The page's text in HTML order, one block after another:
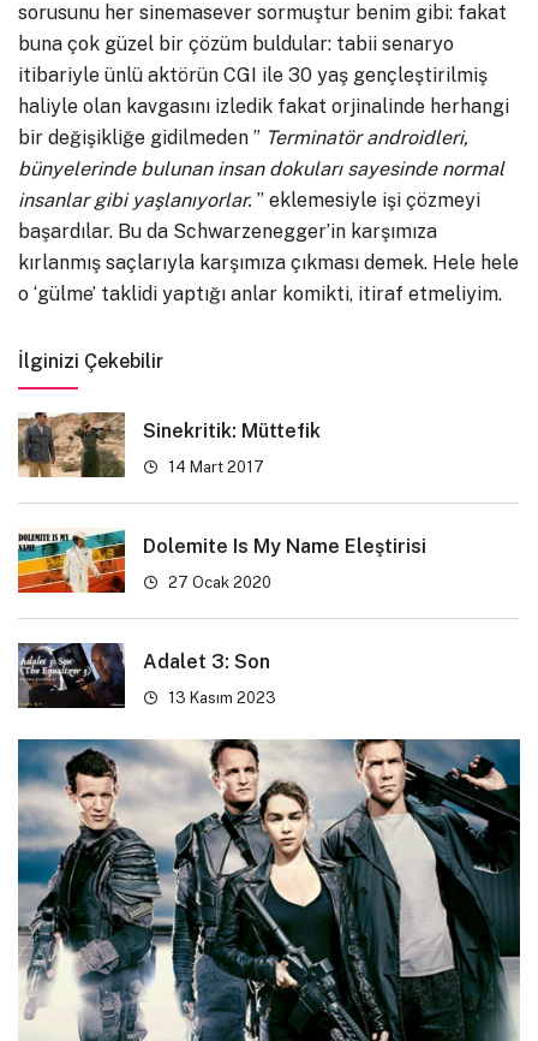
sorusunu her sinemasever sormuştur benim gibi: fakat
buna çok güzel bir çözüm buldular: tabii senaryo
itibariyle ünlü aktörün CGI ile 30 yaş gençleştirilmiş
haliyle olan kavgasını izledik fakat orjinalinde herhangi
bir değişikliğe gidilmeden ” Terminatör androidleri,
bünyelerinde bulunan insan dokuları sayesinde normal
insanlar gibi yaşlanıyorlar. ” eklemesiyle işi çözmeyi
başardılar. Bu da Schwarzenegger’in karşımıza
kırlanmış saçlarıyla karşımıza çıkması demek. Hele hele
o ‘gülme’ taklidi yaptığı anlar komikti, itiraf etmeliyim.
İlginizi Çekebilir
Sinekritik: Müttefik
14 Mart 2017
Dolemite Is My Name Eleştirisi
27 Ocak 2020
Adalet 3: Son
13 Kasım 2023